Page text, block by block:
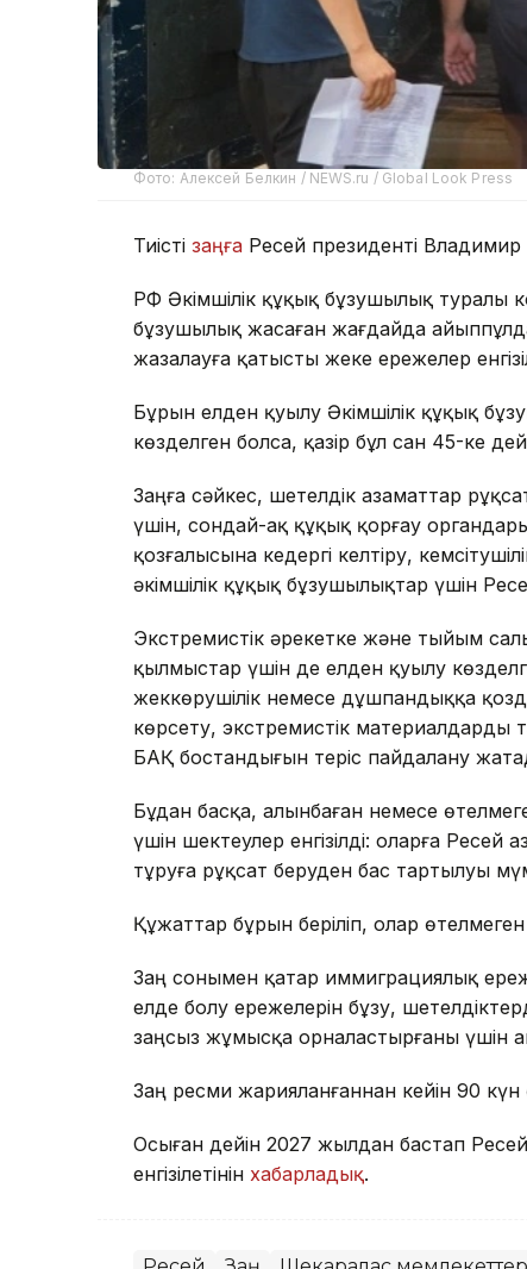
Фото: Алексей Белкин / NEWS.ru / Global Look Press
Тиісті заңға Ресей президенті
РФ Әкімшілік құқық бұзушылық туралы
бұзушылық жасаған жағдайда
жазалауға қатысты жеке ережелер
Бұрын елден қуылу Әкімшілік құқық
көзделген болса, қазір бұл сан 45-ке
Заңға сәйкес, шетелдік азаматтар
үшін, сондай-ақ құқық қорғау
қозғалысына кедергі келтіру,
әкімшілік құқық бұзушылықтар үшін
Экстремистік әрекетке және тыйым
қылмыстар үшін де елден қуылу
жеккөрушілік немесе дұшпандыққа
көрсету, экстремистік материалдарды
БАҚ бостандығын теріс пайдалану
Бұдан басқа, алынбаған немесе
үшін шектеулер енгізілді: оларға
тұруға рұқсат беруден бас тартылуы
Құжаттар бұрын беріліп, олар
Заң сонымен қатар иммиграциялық
елде болу ережелерін бұзу,
заңсыз жұмысқа орналастырғаны үшін
Заң ресми жарияланғаннан кейін 90 күн
Осыған дейін 2027 жылдан бастап
енгізілетінін хабарладық.